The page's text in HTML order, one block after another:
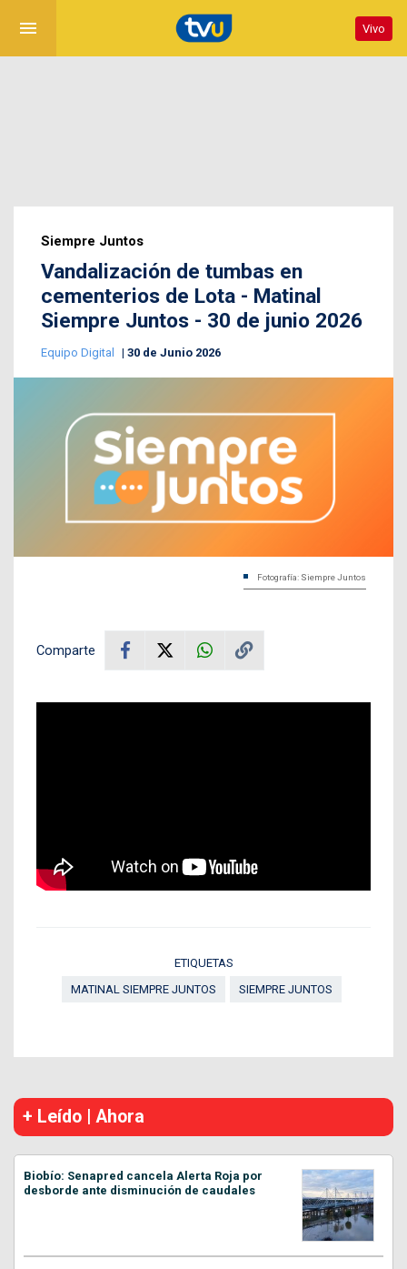
menu Vivo
Siempre Juntos
Vandalización de tumbas en
cementerios de Lota - Matinal
Siempre Juntos - 30 de junio 2026
Equipo Digital 30 de Junio 2026
Fotografía: Siempre Juntos
Comparte
ETIQUETAS
MATINAL SIEMPRE JUNTOS
SIEMPRE JUNTOS
+ Leído | Ahora
Biobío: Senapred cancela Alerta Roja por
desborde ante disminución de caudales